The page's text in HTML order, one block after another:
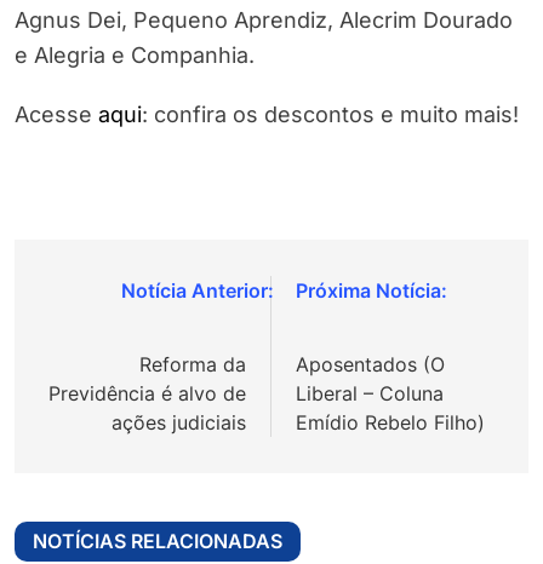
Agnus Dei, Pequeno Aprendiz, Alecrim Dourado
e Alegria e Companhia.
Acesse aqui: confira os descontos e muito mais!
Navegação
Post
Reforma da
Previdência é alvo de
ações judiciais
Aposentados (O
Liberal – Coluna
Emídio Rebelo Filho)
NOTÍCIAS RELACIONADAS